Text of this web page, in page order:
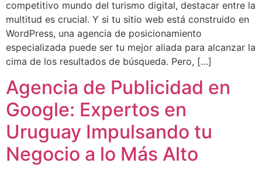
competitivo mundo del turismo digital, destacar entre la
multitud es crucial. Y si tu sitio web está construido en
WordPress, una agencia de posicionamiento
especializada puede ser tu mejor aliada para alcanzar la
cima de los resultados de búsqueda. Pero, […]
Agencia de Publicidad en
Google: Expertos en
Uruguay Impulsando tu
Negocio a lo Más Alto